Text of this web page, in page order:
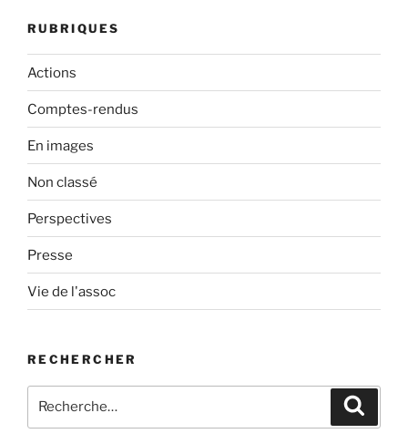
RUBRIQUES
Actions
Comptes-rendus
En images
Non classé
Perspectives
Presse
Vie de l'assoc
RECHERCHER
pour